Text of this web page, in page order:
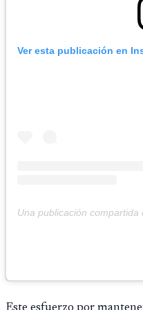
Ver esta publicación en